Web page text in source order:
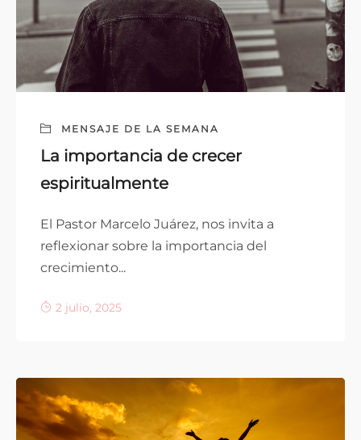
MENSAJE DE LA SEMANA
La importancia de crecer
espiritualmente
El Pastor Marcelo Juárez, nos invita a
reflexionar sobre la importancia del
crecimiento...
2 julio, 2025